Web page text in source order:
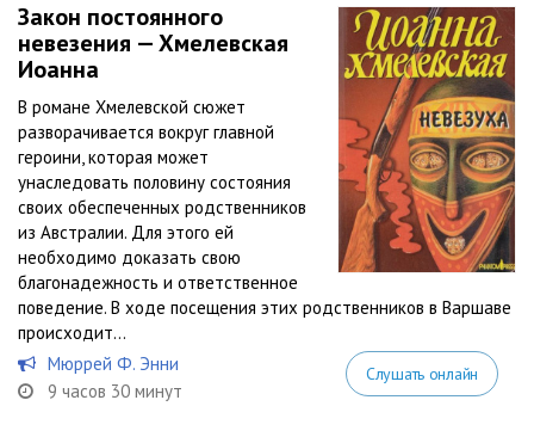
Закон постоянного
невезения — Хмелевская
Иоанна
В романе Хмелевской сюжет
разворачивается вокруг главной
героини, которая может
унаследовать половину состояния
своих обеспеченных родственников
из Австралии. Для этого ей
необходимо доказать свою
благонадежность и ответственное
поведение. В ходе посещения этих родственников в Варшаве
происходит...
Мюррей Ф. Энни
9 часов 30 минут
Слушать онлайн